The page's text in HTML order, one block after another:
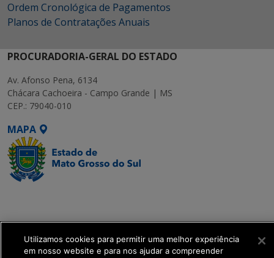
Ordem Cronológica de Pagamentos
Planos de Contratações Anuais
PROCURADORIA-GERAL DO ESTADO
Av. Afonso Pena, 6134
Chácara Cachoeira - Campo Grande | MS
CEP.: 79040-010
MAPA
Transformação Digital
Utilizamos cookies para permitir uma melhor experiência
em nosso website e para nos ajudar a compreender